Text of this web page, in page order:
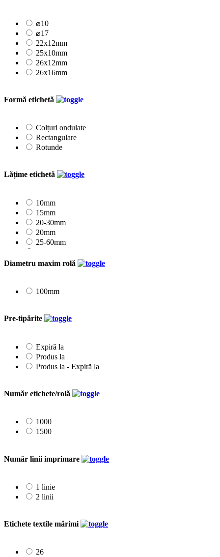
⌀10
⌀17
22x12mm
25x10mm
26x12mm
26x16mm
Formă etichetă
Colțuri ondulate
Rectangulare
Rotunde
Lățime etichetă
10mm
15mm
20-30mm
20mm
25-60mm
30mm
45mm
Diametru maxim rolă
100mm
Pre-tipărite
Expiră la
Produs la
Produs la - Expiră la
Număr etichete/rolă
1000
1500
Număr linii imprimare
1 linie
2 linii
Etichete textile mărimi
26